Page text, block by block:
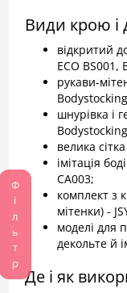
Фільтр
Види крою і
відкритий
ECO BS001,
рукави-
шнурівка і
велика
імітація
CA003;
комплект з
мітенки) -
моделі для
декольте й
Де і як